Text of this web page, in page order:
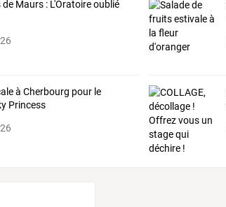
de Maurs : L'Oratoire oublié
à Cherbourg pour le
Princess